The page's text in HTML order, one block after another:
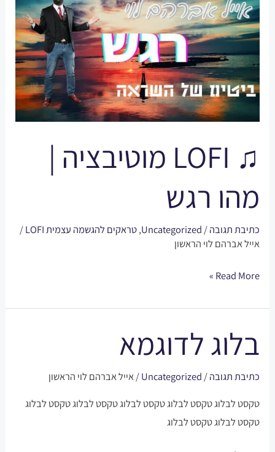
♫ LOFI מוטיבציה |
מהו רגש
כתיבת תגובה/
Uncategorized
,טראקים להגשמה עצמית LOFI
/
אייל אברהם לוי הראשון
LOFI
מוטיבציה
מהו
רגש
Read More »
בלוג לדוגמא
כתיבת תגובה/
Uncategorized
/אייל אברהם לוי הראשון
טקסט לבלוג טקסט לבלוג טקסט לבלוג טקסט לבלוג טקסט לבלוג
טקסט לבלוג טקסט לבלוג
לדוגמא